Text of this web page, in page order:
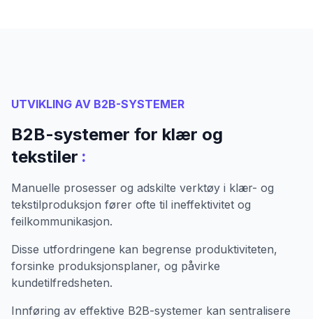
UTVIKLING AV B2B-SYSTEMER
B2B-systemer for klær og
tekstiler :
Manuelle prosesser og adskilte verktøy i klær- og
tekstilproduksjon fører ofte til ineffektivitet og
feilkommunikasjon.
Disse utfordringene kan begrense produktiviteten,
forsinke produksjonsplaner, og påvirke
kundetilfredsheten.
Innføring av effektive B2B-systemer kan sentralisere